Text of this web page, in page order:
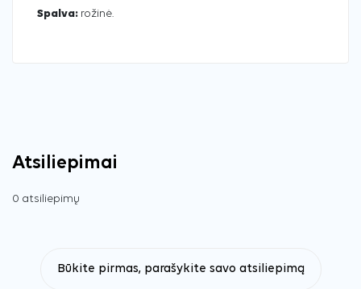
Spalva: rožinė.
Atsiliepimai
0 atsiliepimų
Būkite pirmas, parašykite savo atsiliepimą